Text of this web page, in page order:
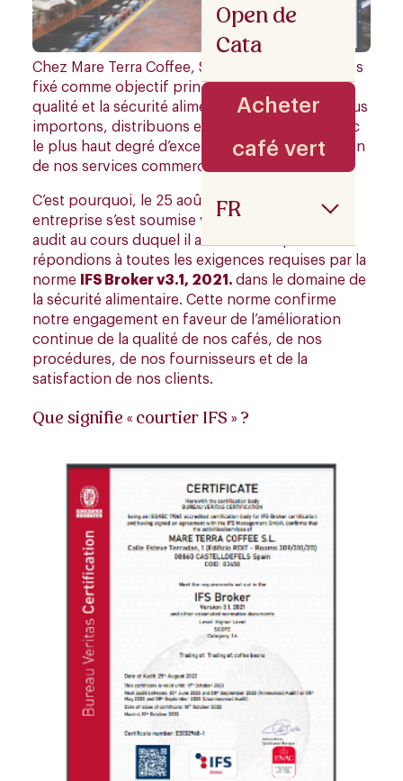
Open de
Cata
Acheter
café vert
FR
Chez Mare Terra Coffee, S.L., nous nous sommes
fixé comme objectif principal de garantir la
qualité et la sécurité alimentaire du café que nous
importons, distribuons et commercialisons avec
le plus haut degré d’excellence dans la prestation
de nos services commerciaux.
C’est pourquoi, le 25 août dernier, notre
entreprise s’est soumise volontairement à un
audit au cours duquel il a été vérifié que nous
répondions à toutes les exigences requises par la
norme
IFS Broker v3.1, 2021. dans le domaine de
la sécurité alimentaire. Cette norme confirme
notre engagement en faveur de l’amélioration
continue de la qualité de nos cafés, de nos
procédures, de nos fournisseurs et de la
satisfaction de nos clients.
Que signifie « courtier IFS » ?